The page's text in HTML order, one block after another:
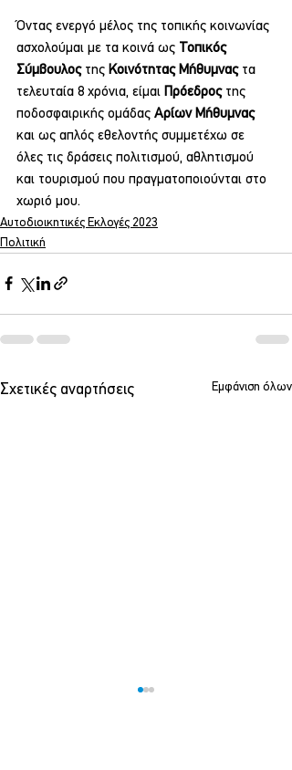
Όντας ενεργό μέλος της τοπικής κοινωνίας
ασχολούμαι με τα κοινά ως Τοπικός
Σύμβουλος της Κοινότητας Μήθυμνας τα
τελευταία 8 χρόνια, είμαι Πρόεδρος της
ποδοσφαιρικής ομάδας Αρίων Μήθυμνας
και ως απλός εθελοντής συμμετέχω σε
όλες τις δράσεις πολιτισμού, αθλητισμού
και τουρισμού που πραγματοποιούνται στο
χωριό μου.
Αυτοδιοικητικές Εκλογές 2023
Πολιτική
Σχετικές αναρτήσεις Εμφάνιση όλων